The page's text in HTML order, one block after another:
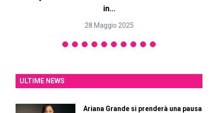
in...
28 Maggio 2025
ULTIME NEWS
Ariana Grande si prenderà una pausa